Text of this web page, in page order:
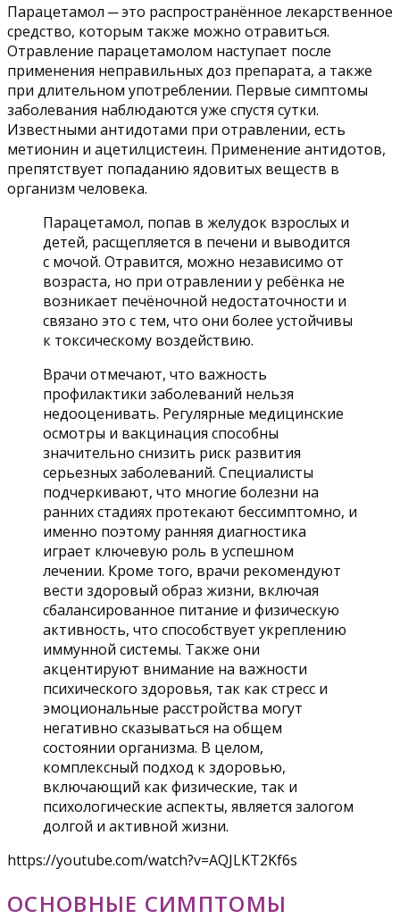
Парацетамол ─ это распространённое лекарственное
средство, которым также можно отравиться.
Отравление парацетамолом наступает после
применения неправильных доз препарата, а также
при длительном употреблении. Первые симптомы
заболевания наблюдаются уже спустя сутки.
Известными антидотами при отравлении, есть
метионин и ацетилцистеин. Применение антидотов,
препятствует попаданию ядовитых веществ в
организм человека.
Парацетамол, попав в желудок взрослых и
детей, расщепляется в печени и выводится
с мочой. Отравится, можно независимо от
возраста, но при отравлении у ребёнка не
возникает печёночной недостаточности и
связано это с тем, что они более устойчивы
к токсическому воздействию.
Врачи отмечают, что важность
профилактики заболеваний нельзя
недооценивать. Регулярные медицинские
осмотры и вакцинация способны
значительно снизить риск развития
серьезных заболеваний. Специалисты
подчеркивают, что многие болезни на
ранних стадиях протекают бессимптомно, и
именно поэтому ранняя диагностика
играет ключевую роль в успешном
лечении. Кроме того, врачи рекомендуют
вести здоровый образ жизни, включая
сбалансированное питание и физическую
активность, что способствует укреплению
иммунной системы. Также они
акцентируют внимание на важности
психического здоровья, так как стресс и
эмоциональные расстройства могут
негативно сказываться на общем
состоянии организма. В целом,
комплексный подход к здоровью,
включающий как физические, так и
психологические аспекты, является залогом
долгой и активной жизни.
https://youtube.com/watch?v=AQJLKT2Kf6s
ОСНОВНЫЕ СИМПТОМЫ